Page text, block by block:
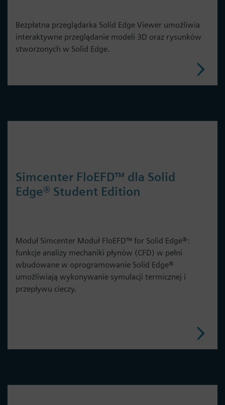
Bezpłatna przeglądarka Solid Edge Viewer umożliwia
interaktywne przeglądanie modeli 3D oraz rysunków
stworzonych w Solid Edge.
Simcenter FloEFD™ dla Solid
Edge® Student Edition
Moduł Simcenter Moduł FloEFD™ for Solid Edge®:
funkcje analizy mechaniki płynów (CFD) w pełni
wbudowane w oprogramowanie Solid Edge®
umożliwiają wykonywanie symulacji termicznej i
przepływu cieczy.